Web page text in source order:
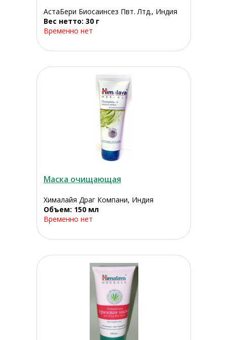
АстаБери Биосаинсез Пвт. Лтд., Индия
Вес нетто: 30 г
Временно нет
Маска очищающая
Хималайя Драг Компани, Индия
Объем: 150 мл
Временно нет